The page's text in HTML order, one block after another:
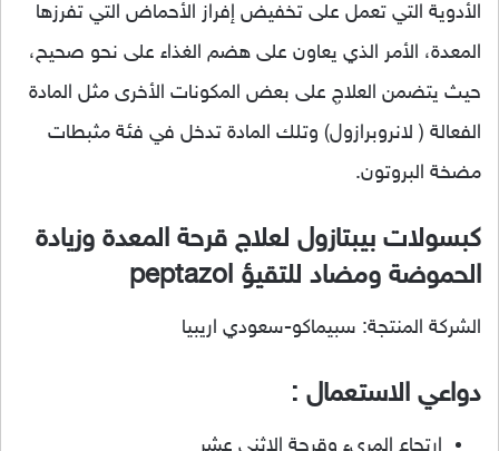
الأدوية التي تعمل على تخفيض إفراز الأحماض التي تفرزها
المعدة، الأمر الذي يعاون على هضم الغذاء على نحو صحيح،
حيث يتضمن العلاجِ على بعض المكونات الأخرى مثل المادة
الفعالة ( لانروبرازول) وتلك المادة تدخل في فئة مثبطات
مضخة البروتون.
كبسولات بيبتازول لعلاج قرحة المعدة وزيادة
الحموضة ومضاد للتقيؤ peptazol
الشركة المنتجة: سبيماكو-سعودي اريبيا
دواعي الاستعمال :